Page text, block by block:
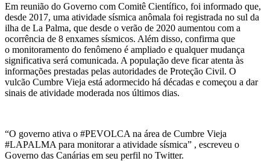
Em reunião do Governo com Comitê Científico, foi informado que,
desde 2017, uma atividade sísmica anômala foi registrada no sul da
ilha de La Palma, que desde o verão de 2020 aumentou com a
ocorrência de 8 enxames sísmicos. Além disso, confirma que
o monitoramento do fenômeno é ampliado e qualquer mudança
significativa será comunicada. A população deve ficar atenta às
informações prestadas pelas autoridades de Proteção Civil. O
vulcão Cumbre Vieja está adormecido há décadas e começou a dar
sinais de atividade moderada nos últimos dias.
“O governo ativa o #PEVOLCA na área de Cumbre Vieja
#LAPALMA para monitorar a atividade sísmica” , escreveu o
Governo das Canárias em seu perfil no Twitter.